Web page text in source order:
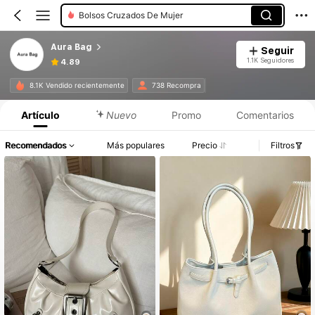
Bolsos Cruzados De Mujer
Aura Bag
4.89
Seguir
1.1K Seguidores
8.1K Vendido recientemente 738 Recompra
Artículo Nuevo Promo Comentarios
Recomendados Más populares Precio Filtros